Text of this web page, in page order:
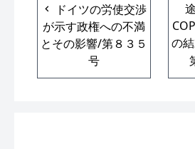
ドイツの労使交渉
が示す政権への不満
とその影響/第８３５
号
の